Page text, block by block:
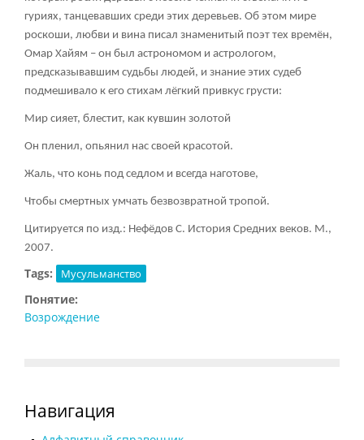
гуриях, танцевавших среди этих деревьев. Об этом мире
роскоши, любви и вина писал знаменитый поэт тех времён,
Омар Хайям – он был астрономом и астрологом,
предсказывавшим судьбы людей, и знание этих судеб
подмешивало к его стихам лёгкий привкус грусти:
Мир сияет, блестит, как кувшин золотой
Он пленил, опьянил нас своей красотой.
Жаль, что конь под седлом и всегда наготове,
Чтобы смертных умчать безвозвратной тропой.
Цитируется по изд.: Нефёдов С. История Средних веков. М.,
2007.
Tags: Мусульманство
Понятие:
Возрождение
Навигация